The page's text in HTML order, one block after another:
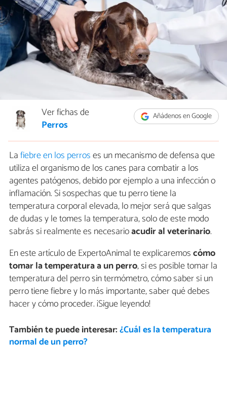
Añádenos en Google
Ver fichas de
Perros
Lafiebre en los perroses un mecanismo de defensa que
utiliza el organismo de los canes para combatir a los
agentes patógenos, debido por ejemplo a una infección o
inflamación. Si sospechas que tu perro tiene la
temperatura corporal elevada, lo mejor será que salgas
de dudas y le tomes la temperatura, solo de este modo
sabrás si realmente es necesarioacudir al veterinario.
En este artículo de ExpertoAnimal te explicaremoscómo
tomar la temperatura a un perro, si es posible tomar la
temperatura del perro sin termómetro, cómo saber si un
perro tiene fiebre y lo más importante, saber qué debes
hacer y cómo proceder. ¡Sigue leyendo!
También te puede interesar:¿Cuál es la temperatura
normal de un perro?